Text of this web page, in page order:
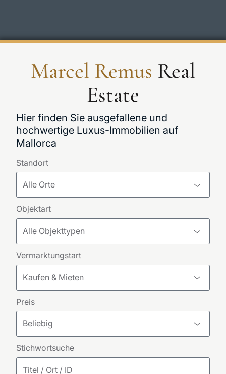
Marcel Remus Real
Estate
Hier finden Sie ausgefallene und
hochwertige Luxus-Immobilien auf
Mallorca
Standort
Alle Orte
Objektart
Alle Objekttypen
Vermarktungstart
Kaufen & Mieten
Preis
Beliebig
Stichwortsuche